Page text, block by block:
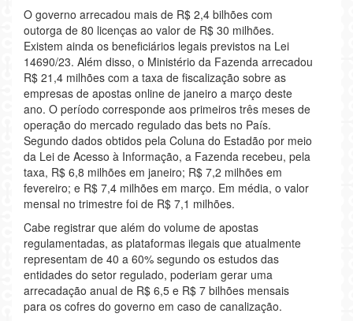
O governo arrecadou mais de R$ 2,4 bilhões com
outorga de 80 licenças ao valor de R$ 30 milhões.
Existem ainda os beneficiários legais previstos na Lei
14690/23. Além disso, o Ministério da Fazenda arrecadou
R$ 21,4 milhões com a taxa de fiscalização sobre as
empresas de apostas online de janeiro a março deste
ano. O período corresponde aos primeiros três meses de
operação do mercado regulado das bets no País.
Segundo dados obtidos pela Coluna do Estadão por meio
da Lei de Acesso à Informação, a Fazenda recebeu, pela
taxa, R$ 6,8 milhões em janeiro; R$ 7,2 milhões em
fevereiro; e R$ 7,4 milhões em março. Em média, o valor
mensal no trimestre foi de R$ 7,1 milhões.
Cabe registrar que além do volume de apostas
regulamentadas, as plataformas ilegais que atualmente
representam de 40 a 60% segundo os estudos das
entidades do setor regulado, poderiam gerar uma
arrecadação anual de R$ 6,5 e R$ 7 bilhões mensais
para os cofres do governo em caso de canalização.